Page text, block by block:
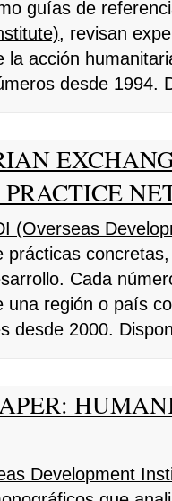
guías de
, revisan
la acción
desde 1994.
(Overseas
prácticas
Cada
una región o país
desde 2000.
Development